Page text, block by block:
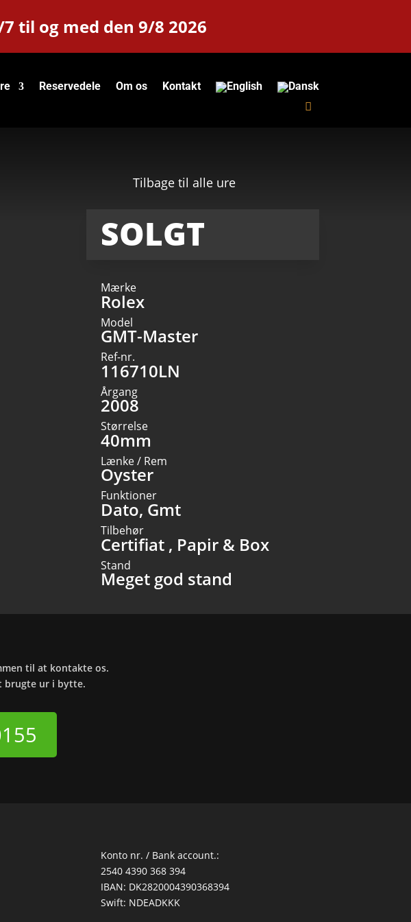
til og med den 9/8 2026
Reservedele Om os Kontakt
Tilbage til alle ure
SOLGT
Mærke
Rolex
Model
GMT-Master
Ref-nr.
116710LN
Årgang
2008
Størrelse
40mm
Lænke / Rem
Oyster
Funktioner
Dato, Gmt
Tilbehør
Certifiat , Papir & Box
Stand
Meget god stand
til at kontakte os.
brugte ur i bytte.
Konto nr. / Bank account.:
2540 4390 368 394
IBAN: DK2820004390368394
Swift: NDEADKKK